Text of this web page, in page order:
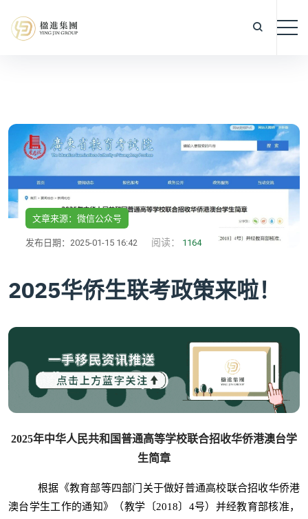
文章来源：微信公众号
发布日期：2025-01-15 16:42 阅读： 1164
2025华侨生联考政策来啦！
2025年中华人民共和国普通高等学校联合招收华侨港澳台学
生简章
根据《教育部等四部门关于做好普通高校联合招收华侨港
澳台学生工作的通知》（教学〔2018〕4号）并经教育部核准，